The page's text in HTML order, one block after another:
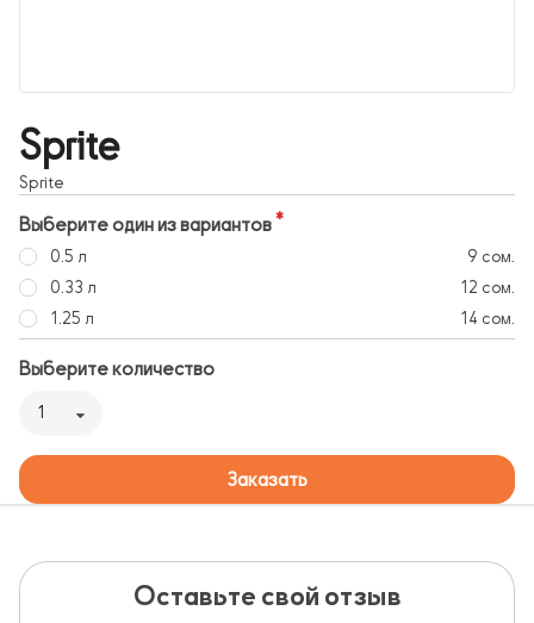
Sprite
Sprite
Выберите один из вариантов
0.5 л
9 сом.
0.33 л
12 сом.
1.25 л
14 сом.
Выберите количество
1
Заказать
Оставьте свой отзыв